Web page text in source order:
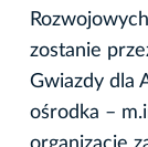
zostanie
Gwiazdy dla
ośrodka –